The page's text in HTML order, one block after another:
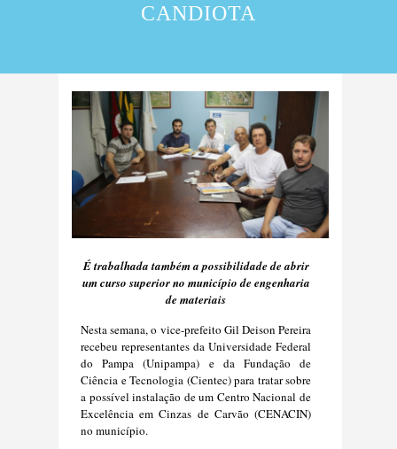
CANDIOTA
É trabalhada também a possibilidade de abrir
um curso superior no município de engenharia
de materiais
Nesta semana, o vice-prefeito Gil Deison Pereira
recebeu representantes da Universidade Federal
do Pampa (Unipampa) e da Fundação de
Ciência e Tecnologia (Cientec) para tratar sobre
a possível instalação de um Centro Nacional de
Excelência em Cinzas de Carvão (CENACIN)
no município.